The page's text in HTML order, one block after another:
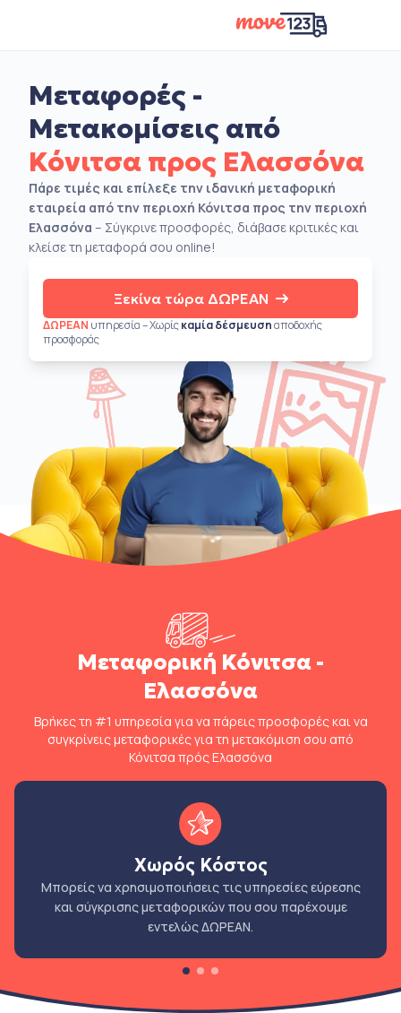
Μεταφορές -
Μετακομίσεις από
Κόνιτσα προς Ελασσόνα
Πάρε τιμές και επίλεξε την ιδανική μεταφορική
εταιρεία από την περιοχή Κόνιτσα προς την περιοχή
Ελασσόνα – Σύγκρινε προσφορές, διάβασε κριτικές και
κλείσε τη μεταφορά σου online!
Ξεκίνα τώρα ΔΩΡΕΑΝ
ΔΩΡΕΑΝ υπηρεσία – Χωρίςκαμία δέσμευσηαποδοχής
προσφοράς
Μεταφορική Κόνιτσα -
Ελασσόνα
Βρήκες τη #1 υπηρεσία για να πάρεις προσφορές και να
συγκρίνεις μεταφορικές για τη μετακόμιση σου από
Κόνιτσα πρός Ελασσόνα
Χωρός Κόστος
Μπορείς να χρησιμοποιήσεις τις υπηρεσίες εύρεσης
και σύγκρισης μεταφορικών που σου παρέχουμε
εντελώς ΔΩΡΕΑΝ.